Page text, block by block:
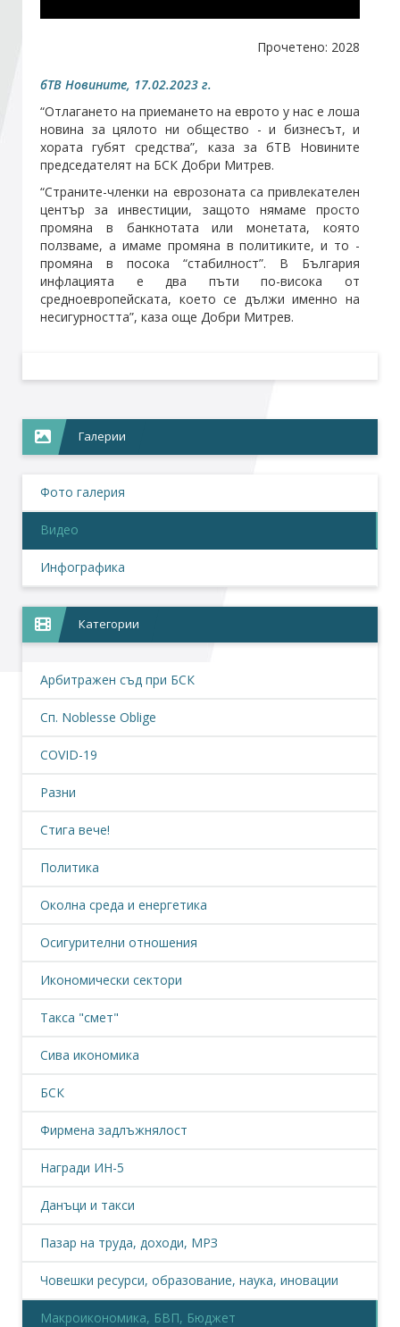
Прочетено: 2028
бТВ Новините, 17.02.2023 г.
“Отлагането на приемането на еврото у нас е лоша
новина за цялото ни общество - и бизнесът, и
хората губят средства”, каза за бТВ Новините
председателят на БСК Добри Митрев.
“Страните-членки на еврозоната са привлекателен
център за инвестиции, защото нямаме просто
промяна в банкнотата или монетата, която
ползваме, а имаме промяна в политиките, и то -
промяна в посока “стабилност”. В България
инфлацията е два пъти по-висока от
средноевропейската, което се дължи именно на
несигурността”, каза още Добри Митрев.
Галерии
Фото галерия
Видео
Инфографика
Категории
Арбитражен съд при БСК
Сп. Noblesse Oblige
COVID-19
Разни
Стига вече!
Политика
Околна среда и енергетика
Осигурителни отношения
Икономически сектори
Такса "смет"
Сива икономика
БСК
Фирмена задлъжнялост
Награди ИН-5
Данъци и такси
Пазар на труда, доходи, МРЗ
Човешки ресурси, образование, наука, иновации
Макроикономика, БВП, Бюджет